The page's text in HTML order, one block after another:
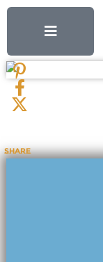
内
ス
キ
share